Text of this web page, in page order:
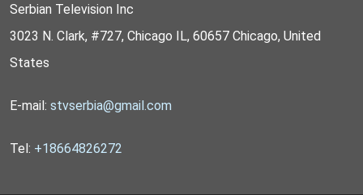
Serbian Television Inc
3023 N. Clark, #727, Chicago IL, 60657 Chicago, United
States
E-mail: stvserbia@gmail.com
Tel: +18664826272